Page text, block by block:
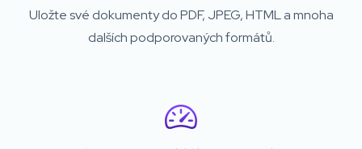
Uložte své dokumenty do PDF, JPEG, HTML a mnoha
dalších podporovaných formátů.